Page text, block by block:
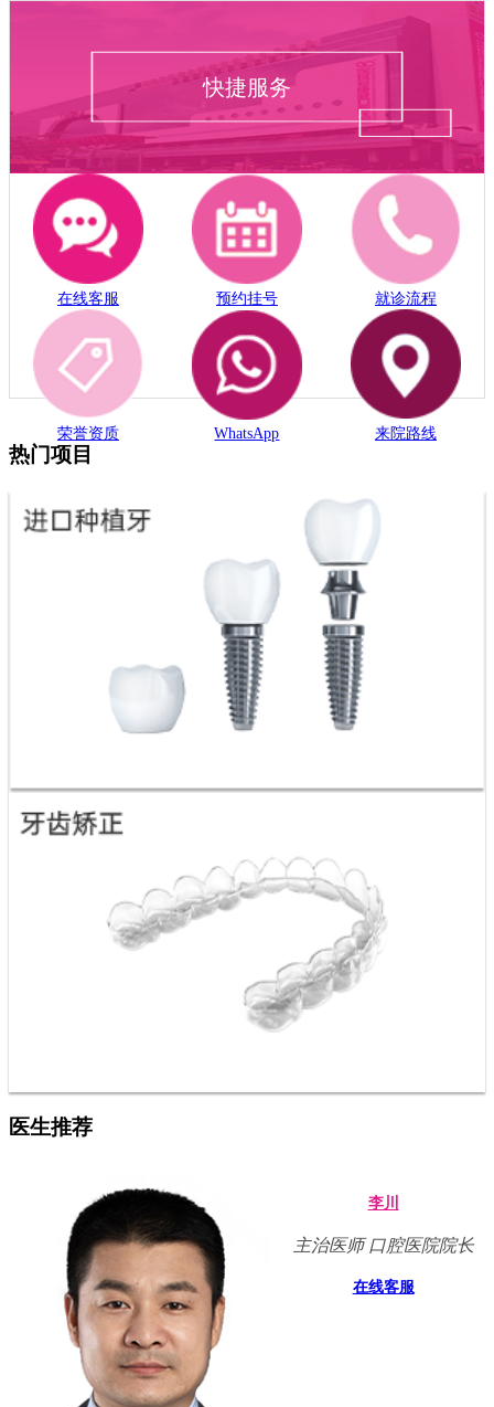
快捷服务
在线客服 预约挂号 就诊流程
荣誉资质 WhatsApp 来院路线
热门项目
医生推荐
李川
主治医师 口腔医院院长
在线客服